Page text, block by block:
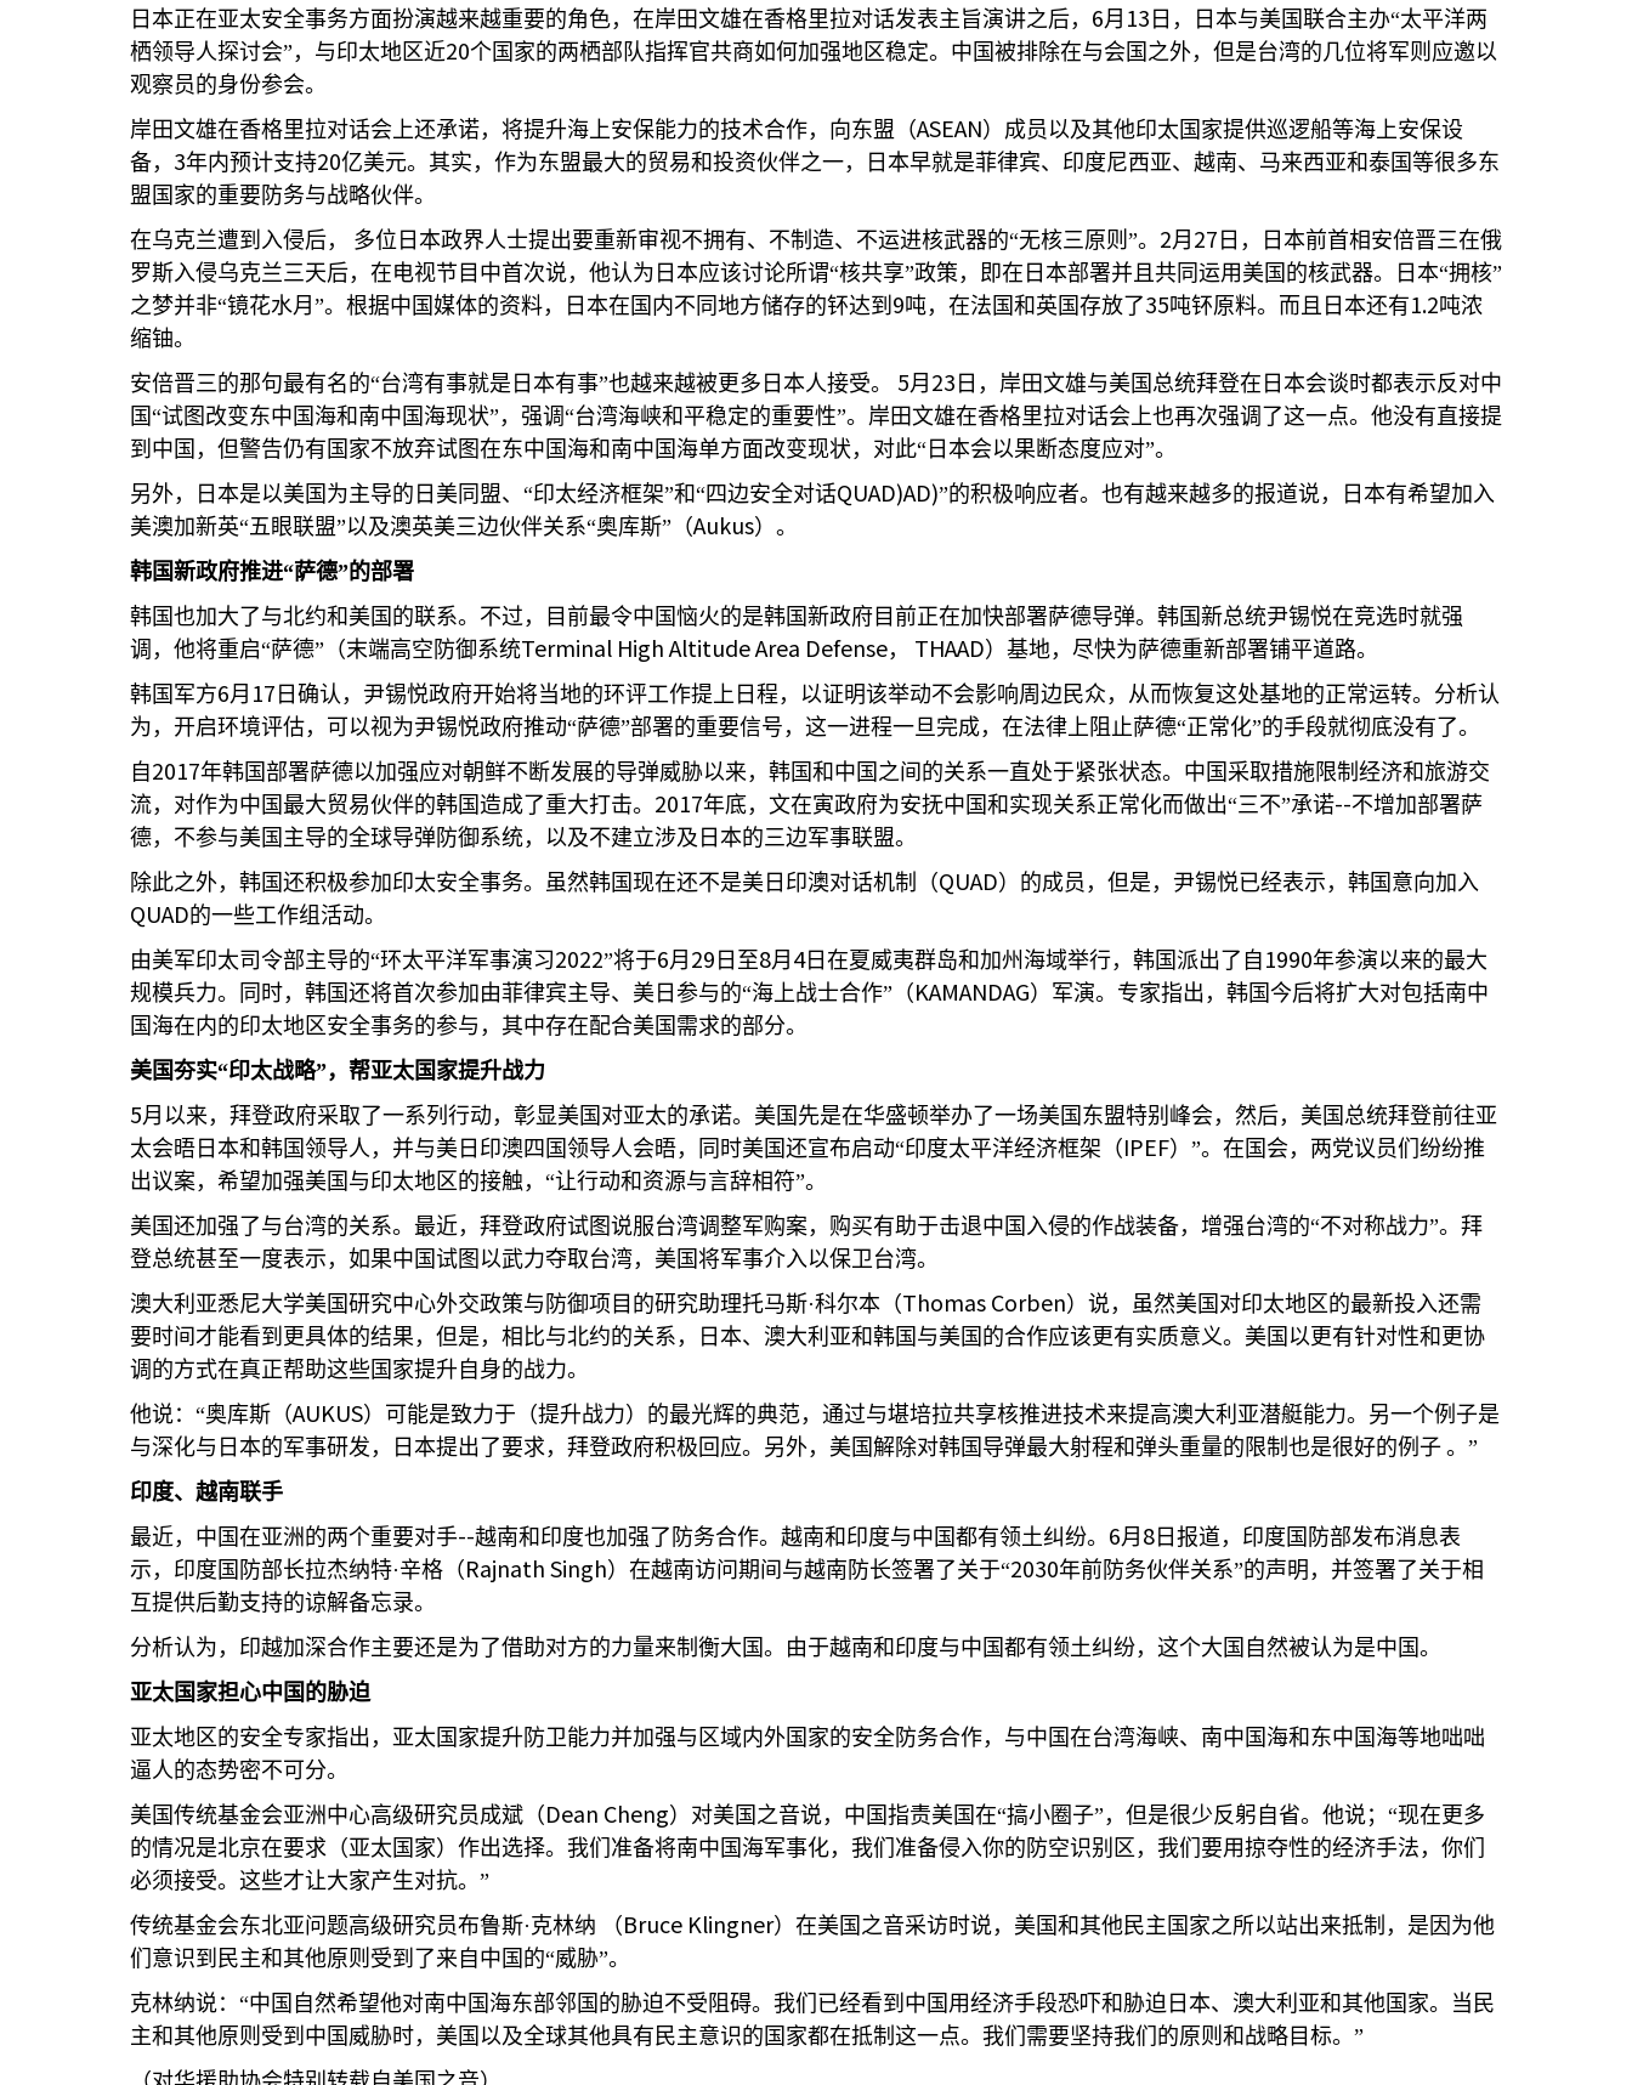
日本正在亚太安全事务方面扮演越来越重要的角色，在岸田文雄在香格里拉对话发表主旨演讲之后， 6月 13 日，日本与美国联合主办“太平洋两
栖领导人探讨会”，与印太地区近20个国家的两栖部队指挥官共商如何加强地区稳定。中国被排除在与会国之外，但是台湾的几位将军则应邀以
观察员的身份参会。
岸田文雄在香格里拉对话会上还承诺，将提升海上安保能力的技术合作，向东盟（ASEAN）成员以及其他印太国家提供巡逻船等海上安保设
备， 3年内预计支持20亿美元。其实，作为东盟最大的贸易和投资伙伴之一，日本早就是菲律宾、印度尼西亚、越南、马来西亚和泰国等很多东
盟国家的重要防务与战略伙伴。
在乌克兰遭到入侵后，
多位日本政界人士提出要重新审视不拥有、不制造、不运进核武器的“无核三原则”。 2月 27 日，日本前首相安倍晋三在俄
罗斯入侵乌克兰三天后，在电视节目中首次说，他认为日本应该讨论所谓“核共享”政策，即在日本部署并且共同运用美国的核武器。日本“拥核”
之梦并非“镜花水月”。根据中国媒体的资料，日本在国内不同地方储存的钚达到 9吨，在法国和英国存放了35吨钚原料。而且日本还有1.2吨浓
缩铀。
安倍晋三的那句最有名的“台湾有事就是日本有事”也越来越被更多日本人接受。
5月 23 日，岸田文雄与美国总统拜登在日本会谈时都表示反对中
国“试图改变东中国海和南中国海现状”，强调“台湾海峡和平稳定的重要性”。岸田文雄在香格里拉对话会上也再次强调了这一点。他没有直接提
到中国，但警告仍有国家不放弃试图在东中国海和南中国海单方面改变现状，对此“日本会以果断态度应对”。
另外，日本是以美国为主导的日美同盟、“印太经济框架”和“四边安全对话QUAD)AD)”的积极响应者。也有越来越多的报道说，日本有希望加入
美澳加新英“五眼联盟”以及澳英美三边伙伴关系“奥库斯”（Aukus）。
韩国新政府推进“萨德”的部署
韩国也加大了与北约和美国的联系。不过，目前最令中国恼火的是韩国新政府目前正在加快部署萨德导弹。韩国新总统尹锡悦在竞选时就强
调，他将重启“萨德”（末端高空防御系统Terminal High Altitude Area Defense， THAAD）基地，尽快为萨德重新部署铺平道路。
韩国军方6月 17 日确认，尹锡悦政府开始将当地的环评工作提上日程，以证明该举动不会影响周边民众，从而恢复这处基地的正常运转。分析认
为，开启环境评估，可以视为尹锡悦政府推动“萨德”部署的重要信号，这一进程一旦完成，在法律上阻止萨德“正常化”的手段就彻底没有了。
自 2017年韩国部署萨德以加强应对朝鲜不断发展的导弹威胁以来，韩国和中国之间的关系一直处于紧张状态。中国采取措施限制经济和旅游交
流，对作为中国最大贸易伙伴的韩国造成了重大打击。 2017年底，文在寅政府为安抚中国和实现关系正常化而做出“三不”承诺--不增加部署萨
德，不参与美国主导的全球导弹防御系统，以及不建立涉及日本的三边军事联盟。
除此之外，韩国还积极参加印太安全事务。虽然韩国现在还不是美日印澳对话机制（QUAD）的成员，但是，尹锡悦已经表示，韩国意向加入
QUAD的一些工作组活动。
由美军印太司令部主导的“环太平洋军事演习2022”将于6月 29 日至8月 4日在夏威夷群岛和加州海域举行，韩国派出了自 1990年参演以来的最大
规模兵力。同时，韩国还将首次参加由菲律宾主导、美日参与的“海上战士合作”（ KAMANDAG）军演。专家指出，韩国今后将扩大对包括南中
国海在内的印太地区安全事务的参与，其中存在配合美国需求的部分。
美国夯实“印太战略”，帮亚太国家提升战力
5月以来，拜登政府采取了一系列行动，彰显美国对亚太的承诺。美国先是在华盛顿举办了一场美国东盟特别峰会，然后，美国总统拜登前往亚
太会晤日本和韩国领导人，并与美日印澳四国领导人会晤，同时美国还宣布启动“印度太平洋经济框架（ IPEF）”。在国会，两党议员们纷纷推
出议案，希望加强美国与印太地区的接触，“让行动和资源与言辞相符”。
美国还加强了与台湾的关系。最近，拜登政府试图说服台湾调整军购案，购买有助于击退中国入侵的作战装备，增强台湾的“不对称战力”。拜
登总统甚至一度表示，如果中国试图以武力夺取台湾，美国将军事介入以保卫台湾。
澳大利亚悉尼大学美国研究中心外交政策与防御项目的研究助理托马斯·科尔本（Thomas Corben）说，虽然美国对印太地区的最新投入还需
要时间才能看到更具体的结果，但是，相比与北约的关系，日本、澳大利亚和韩国与美国的合作应该更有实质意义。美国以更有针对性和更协
调的方式在真正帮助这些国家提升自身的战力。
他说：“奥库斯（AUKUS）可能是致力于（提升战力）的最光辉的典范，通过与堪培拉共享核推进技术来提高澳大利亚潜艇能力。另一个例子是
与深化与日本的军事研发，日本提出了要求，拜登政府积极回应。另外，美国解除对韩国导弹最大射程和弹头重量的限制也是很好的例子 。”
印度、越南联手
最近，中国在亚洲的两个重要对手--越南和印度也加强了防务合作。越南和印度与中国都有领土纠纷。 6月 8 日报道，印度国防部发布消息表
示，印度国防部长拉杰纳特·辛格（ Rajnath Singh）在越南访问期间与越南防长签署了关于“2030年前防务伙伴关系”的声明，并签署了关于相
互提供后勤支持的谅解备忘录。
分析认为，印越加深合作主要还是为了借助对方的力量来制衡大国。由于越南和印度与中国都有领土纠纷，这个大国自然被认为是中国。
亚太国家担心中国的胁迫
亚太地区的安全专家指出，亚太国家提升防卫能力并加强与区域内外国家的安全防务合作，与中国在台湾海峡、南中国海和东中国海等地咄咄
逼人的态势密不可分。
美国传统基金会亚洲中心高级研究员成斌（ Dean Cheng）对美国之音说，中国指责美国在“搞小圈子”，但是很少反躬自省。他说；“现在更多
的情况是北京在要求（亚太国家）作出选择。我们准备将南中国海军事化，我们准备侵入你的防空识别区，我们要用掠夺性的经济手法，你们
必须接受。这些才让大家产生对抗。”
传统基金会东北亚问题高级研究员布鲁斯·克林纳
（ Bruce Klingner）在美国之音采访时说，美国和其他民主国家之所以站出来抵制，是因为他
们意识到民主和其他原则受到了来自中国的“威胁”。
克林纳说：“中国自然希望他对南中国海东部邻国的胁迫不受阻碍。我们已经看到中国用经济手段恐吓和胁迫日本、澳大利亚和其他国家。当民
主和其他原则受到中国威胁时，美国以及全球其他具有民主意识的国家都在抵制这一点。我们需要坚持我们的原则和战略目标。”